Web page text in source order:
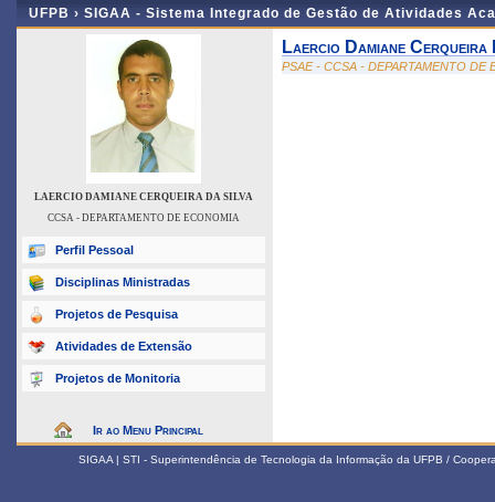
UFPB › SIGAA - Sistema Integrado de Gestão de Atividades
LAERCIO DAMIANE CERQUEIRA DA SILVA
CCSA - DEPARTAMENTO DE ECONOMIA
Perfil Pessoal
Disciplinas Ministradas
Projetos de Pesquisa
Atividades de Extensão
Projetos de Monitoria
Ir ao Menu Principal
Laercio Damiane Cerqueira
PSAE - CCSA - DEPARTAMENTO DE
SIGAA | STI - Superintendência de Tecnologia da Informação da UFPB /